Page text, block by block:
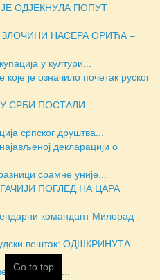
ОДЈЕКНУЛА ПОПУТ
НАСЕРА ОРИЋА –
у култури...
је означило почетак руског
СРБИ ПОСТАЛИ
српског друштва...
декларацији о
срамне уније...
ПОГЛЕД НА ЦАРА
командант Милорад
вештак: ОДШКРИНУТА
словенство...
Go to top